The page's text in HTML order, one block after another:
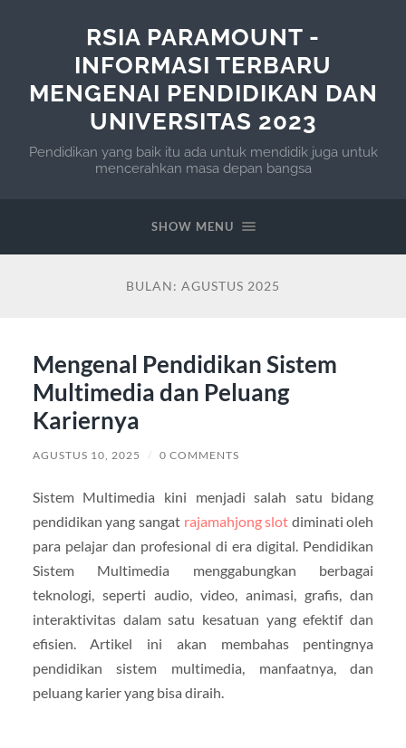
RSIA PARAMOUNT -
INFORMASI TERBARU
MENGENAI PENDIDIKAN DAN
UNIVERSITAS 2023
Pendidikan yang baik itu ada untuk mendidik juga untuk
mencerahkan masa depan bangsa
SHOW MENU
BULAN: AGUSTUS 2025
Mengenal Pendidikan Sistem
Multimedia dan Peluang
Kariernya
AGUSTUS 10, 2025 / 0 COMMENTS
Sistem Multimedia kini menjadi salah satu bidang
pendidikan yang sangat rajamahjong slot diminati oleh
para pelajar dan profesional di era digital. Pendidikan
Sistem Multimedia menggabungkan berbagai
teknologi, seperti audio, video, animasi, grafis, dan
interaktivitas dalam satu kesatuan yang efektif dan
efisien. Artikel ini akan membahas pentingnya
pendidikan sistem multimedia, manfaatnya, dan
peluang karier yang bisa diraih.